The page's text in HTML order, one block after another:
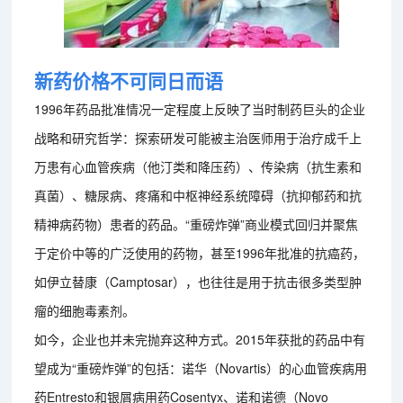
新药价格不可同日而语
1996年药品批准情况一定程度上反映了当时制药巨头的企业
战略和研究哲学：探索研发可能被主治医师用于治疗成千上
万患有心血管疾病（他汀类和降压药）、传染病（抗生素和
真菌）、糖尿病、疼痛和中枢神经系统障碍（抗抑郁药和抗
精神病药物）患者的药品。“重磅炸弹”商业模式回归并聚焦
于定价中等的广泛使用的药物，甚至1996年批准的抗癌药，
如伊立替康（Camptosar），也往往是用于抗击很多类型肿
瘤的细胞毒素剂。
如今，企业也并未完抛弃这种方式。2015年获批的药品中有
望成为“重磅炸弹”的包括：诺华（Novartis）的心血管疾病用
药Entresto和银屑病用药Cosentyx、诺和诺德（Novo